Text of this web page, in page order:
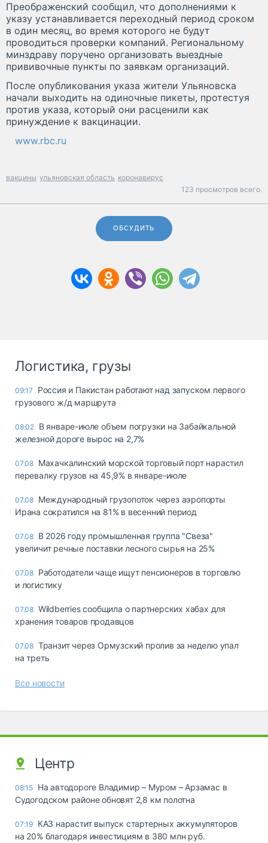
Преображенский сообщил, что дополнениями к
указу устанавливается переходный период сроком
в один месяц, во время которого не будут
проводиться проверки компаний. Региональному
минздраву поручено организовать выездные
прививочные пункты по заявкам организаций.
После опубликования указа жители Ульяновска
начали выходить на одиночные пикеты, протестуя
против указа, который они расценили как
принуждение к вакцинации.
www.rbc.ru
вакцины ульяновская область коронавирус
123 просмотров всего.
ОБСУДИТЬ
Логистика, грузы
09:17
Россия и Пакистан работают над запуском первого
грузового ж/д маршрута
08:02 В январе-июле объем погрузки на Забайкальной
железной дороге вырос на 2,7%
07.08 Махачкалинский морской торговый порт нарастил
перевалку грузов на 45,9% в январе-июле
07.08 Международный грузопоток через аэропорты
Ирана сократился на 81% в весенний период
07.08 В 2026 году промышленная группа "Свеза"
увеличит речные поставки лесного сырья на 25%
07.08 Работодатели чаще ищут пенсионеров в торговлю
и логистику
07.08 Wildberries сообщила о партнерских хабах для
хранения товаров продавцов
07.08 Транзит через Ормузский пролив за неделю упал
на треть
Все новости
Центр
08:15 На автодороге Владимир – Муром – Арзамас в
Судогодском районе обновят 2,8 км полотна
07:19 КАЗ нарастит выпуск стартерных аккумуляторов
на 20% благодаря инвестициям в 380 млн руб.